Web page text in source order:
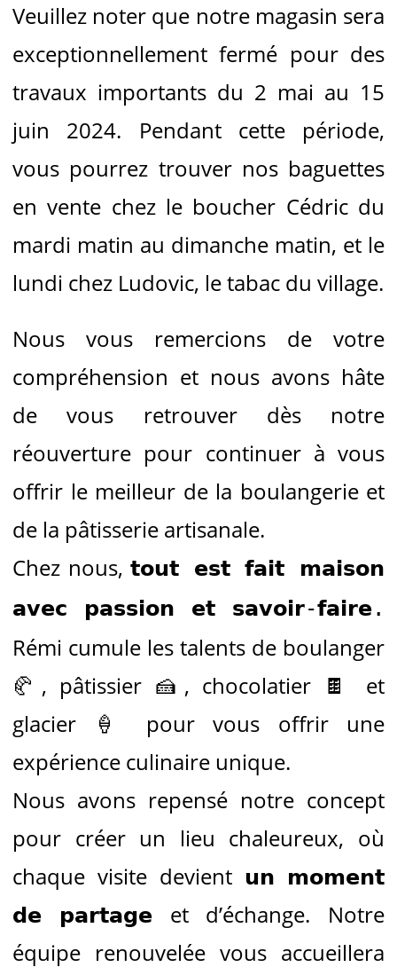
Veuillez noter que notre magasin sera
exceptionnellement fermé pour des
travaux importants du 2 mai au 15
juin 2024. Pendant cette période,
vous pourrez trouver nos baguettes
en vente chez le boucher Cédric du
mardi matin au dimanche matin, et le
lundi chez Ludovic, le tabac du village.
Nous vous remercions de votre
compréhension et nous avons hâte
de vous retrouver dès notre
réouverture pour continuer à vous
offrir le meilleur de la boulangerie et
de la pâtisserie artisanale.
Chez nous,𝘁𝗼𝘂𝘁 𝗲𝘀𝘁 𝗳𝗮𝗶𝘁 𝗺𝗮𝗶𝘀𝗼𝗻
𝗮𝘃𝗲𝗰 𝗽𝗮𝘀𝘀𝗶𝗼𝗻 𝗲𝘁 𝘀𝗮𝘃𝗼𝗶𝗿-𝗳𝗮𝗶𝗿𝗲.
Rémi cumule les talents de boulanger
🥐, pâtissier 🍰, chocolatier 🍫 et
glacier 🍦 pour vous offrir une
expérience culinaire unique.
Nous avons repensé notre concept
pour créer un lieu chaleureux, où
chaque visite devient 𝘂𝗻 𝗺𝗼𝗺𝗲𝗻𝘁
𝗱𝗲 𝗽𝗮𝗿𝘁𝗮𝗴𝗲 et d’échange. Notre
équipe renouvelée vous accueillera